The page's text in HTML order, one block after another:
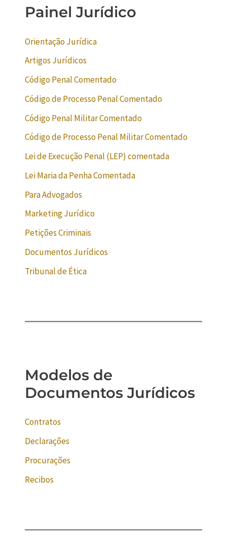
Painel Jurídico
Orientação Jurídica
Artigos Jurídicos
Código Penal Comentado
Código de Processo Penal Comentado
Código Penal Militar Comentado
Código de Processo Penal Militar Comentado
Lei de Execução Penal (LEP) comentada
Lei Maria da Penha Comentada
Para Advogados
Marketing Jurídico
Petições Criminais
Documentos Jurídicos
Tribunal de Ética
Modelos de
Documentos Jurídicos
Contratos
Declarações
Procurações
Recibos